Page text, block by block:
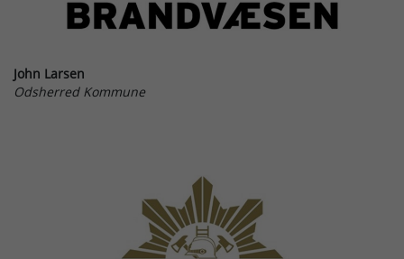
John Larsen
Odsherred Kommune